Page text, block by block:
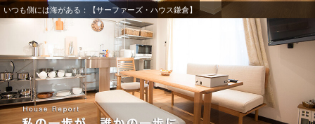
いつも側には海がある：【サーファーズ・ハウス鎌倉】